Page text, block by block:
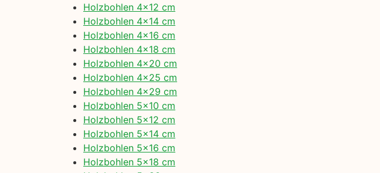
Holzbohlen 4×12 cm
Holzbohlen 4×14 cm
Holzbohlen 4×16 cm
Holzbohlen 4×18 cm
Holzbohlen 4×20 cm
Holzbohlen 4×25 cm
Holzbohlen 4×29 cm
Holzbohlen 5×10 cm
Holzbohlen 5×12 cm
Holzbohlen 5×14 cm
Holzbohlen 5×16 cm
Holzbohlen 5×18 cm